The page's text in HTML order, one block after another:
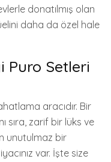
donatılmış olan
daha da özel hale
Puro Setleri
aracıdır. Bir
sıra, zarif bir lüks ve
unutulmaz bir
var. İşte size